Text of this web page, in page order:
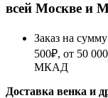
всей Москве и
Заказ на
500₽, от 50
МКАД
Доставка венка и